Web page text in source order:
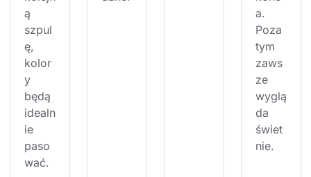
ą
szpul
ę,
kolor
y
będą
idealn
ie
paso
wać.
a.
Poza
tym
zaws
ze
wyglą
da
świet
nie.